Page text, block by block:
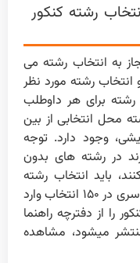
رشته کنکور
به انتخاب رشته می
رشته مورد نظر
رشته برای هر داوطلب
که حداکثر ۱۵۰ کد رشته محل انتخابی از بین
وجود دارد. توجه
در رشته های بدون
باید انتخاب رشته
خود را همراه با انتخاب رشته کنکور سراسری در ۱۵۰ انتخاب وارد
را از دفترچه راهنما
میشود، مشاهده